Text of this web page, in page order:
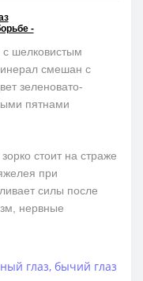
-
шелковистым
смешан с
зеленовато-
пятнами
стоит на страже
при
силы после
нервные
глаз, бычий глаз